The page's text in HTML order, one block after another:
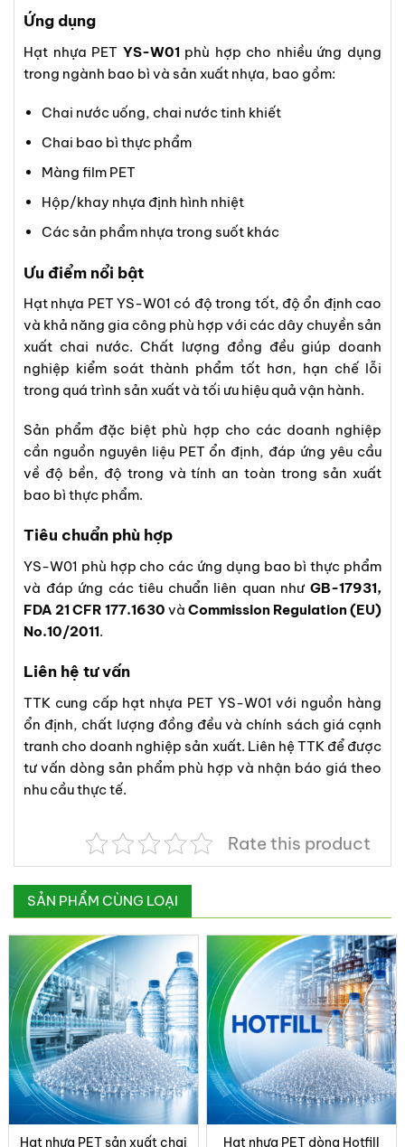
Ứng dụng
Hạt nhựa PET YS-W01 phù hợp cho nhiều ứng dụng
trong ngành bao bì và sản xuất nhựa, bao gồm:
Chai nước uống, chai nước tinh khiết
Chai bao bì thực phẩm
Màng film PET
Hộp/khay nhựa định hình nhiệt
Các sản phẩm nhựa trong suốt khác
Ưu điểm nổi bật
Hạt nhựa PET YS-W01 có độ trong tốt, độ ổn định cao
và khả năng gia công phù hợp với các dây chuyền sản
xuất chai nước. Chất lượng đồng đều giúp doanh
nghiệp kiểm soát thành phẩm tốt hơn, hạn chế lỗi
trong quá trình sản xuất và tối ưu hiệu quả vận hành.
Sản phẩm đặc biệt phù hợp cho các doanh nghiệp
cần nguồn nguyên liệu PET ổn định, đáp ứng yêu cầu
về độ bền, độ trong và tính an toàn trong sản xuất
bao bì thực phẩm.
Tiêu chuẩn phù hợp
YS-W01 phù hợp cho các ứng dụng bao bì thực phẩm
và đáp ứng các tiêu chuẩn liên quan như GB-17931,
FDA 21 CFR 177.1630 và Commission Regulation (EU)
No.10/2011.
Liên hệ tư vấn
TTK cung cấp hạt nhựa PET YS-W01 với nguồn hàng
ổn định, chất lượng đồng đều và chính sách giá cạnh
tranh cho doanh nghiệp sản xuất. Liên hệ TTK để được
tư vấn dòng sản phẩm phù hợp và nhận báo giá theo
nhu cầu thực tế.
Rate this product
SẢN PHẨM CÙNG LOẠI
Hạt nhựa PET sản xuất chai
Hạt nhựa PET dòng Hotfill